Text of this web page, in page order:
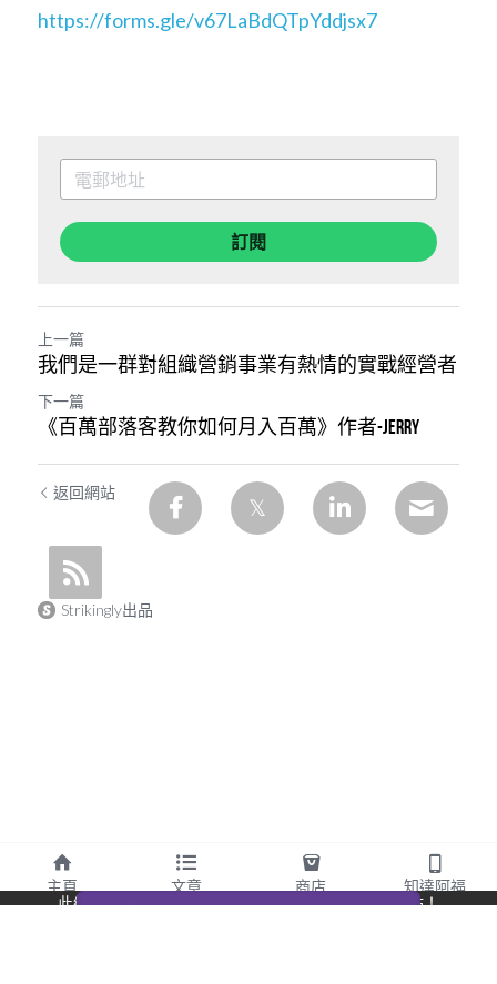
https://forms.gle/v67LaBdQTpYddjsx7
訂閱
上一篇
我們是一群對組織營銷事業有熱情的實戰經營者
下一篇
《百萬部落客教你如何月入百萬》作者-Jerry
返回網站
Strikingly出品
此網站通過 Strikingly 創建。 立即免費擁有一個網站！
主頁 文章 商店 知達阿福